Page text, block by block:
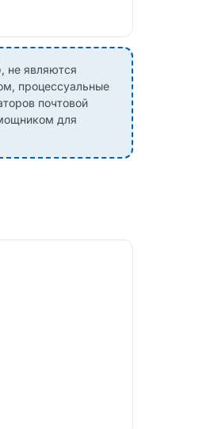
не являются
процессуальные
почтовой
для